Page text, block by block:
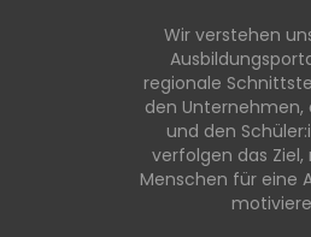
Wir verstehen
regionale
den Unternehmen,
und den
verfolgen das
Menschen für eine